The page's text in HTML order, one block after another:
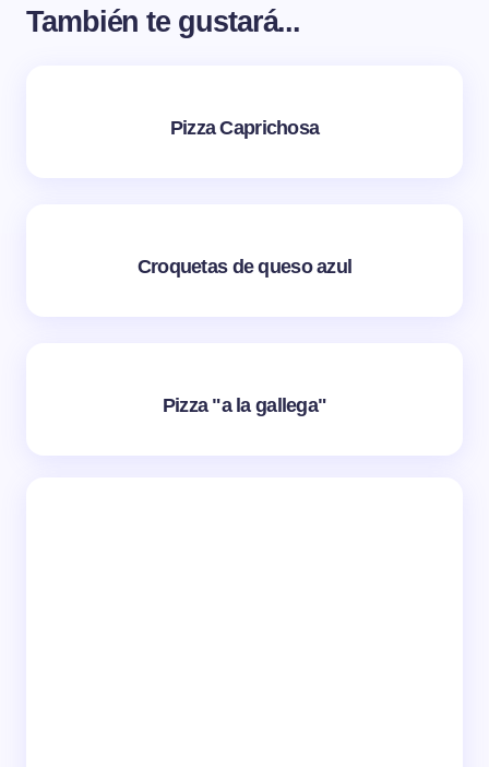
También te gustará...
Pizza Caprichosa
Croquetas de queso azul
Pizza "a la gallega"